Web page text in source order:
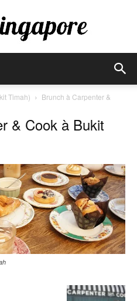
Singapore
Timah)
Brunch à Carpenter &
& Cook à Bukit